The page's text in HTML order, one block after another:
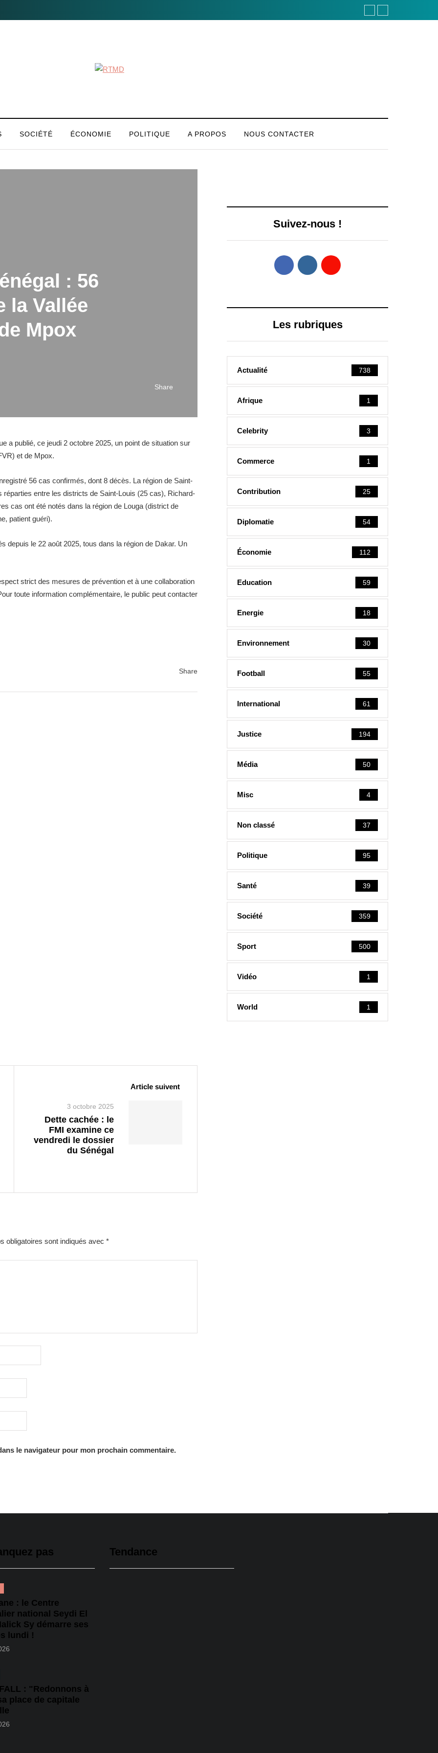
SOCIÉTÉ ÉCONOMIE POLITIQUE A PROPOS NOUS CONTACTER
: 56
la Vallée
Mpox
Share
a publié, ce jeudi 2 octobre 2025, un point de situation sur
et de Mpox.
56 cas confirmés, dont 8 décès. La région de Saint-
entre les districts de Saint-Louis (25 cas), Richard-
cas ont été notés dans la région de Louga (district de
patient guéri).
depuis le 22 août 2025, tous dans la région de Dakar. Un
strict des mesures de prévention et à une collaboration
toute information complémentaire, le public peut contacter
Share
Suivez-nous !
Les rubriques
Actualité 738
Afrique 1
Celebrity 3
Commerce 1
Contribution 25
Diplomatie 54
Économie 112
Education 59
Energie 18
Environnement 30
Football 55
International 61
Justice 194
Média 50
Misc 4
Non classé 37
Politique 95
Santé 39
Société 359
Sport 500
Vidéo 1
World 1
Article suivent
3 octobre 2025
Dette cachée : le
FMI examine ce
vendredi le dossier
du Sénégal
obligatoires sont indiqués avec *
le navigateur pour mon prochain commentaire.
pas
: le Centre
national Seydi El
Sy démarre ses
lundi !
: "Redonnons à
place de capitale
Tendance